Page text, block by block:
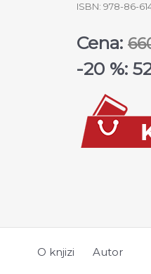
ISBN: 978-86-
Cena:
-20 %:
O knjizi Autor